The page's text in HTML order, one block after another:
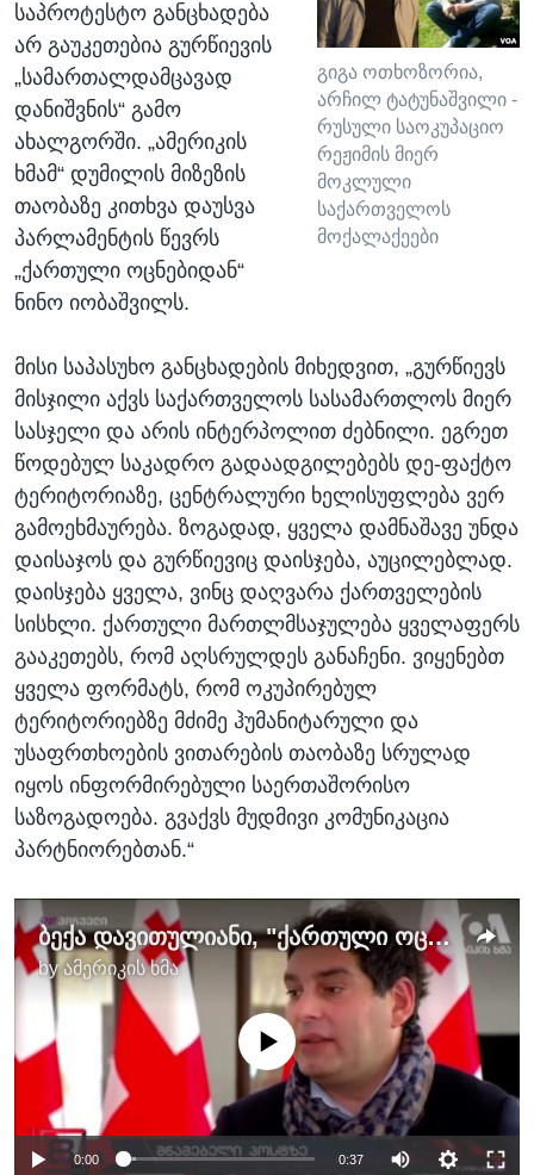
გიგა ოთხოზორია,
არჩილ ტატუნაშვილი -
რუსული საოკუპაციო
რეჟიმის მიერ
მოკლული
საქართველოს
მოქალაქეები
საპროტესტო განცხადება
არ გაუკეთებია გურწიევის
„სამართალდამცავად
დანიშვნის“ გამო
ახალგორში. „ამერიკის
ხმამ“ დუმილის მიზეზის
თაობაზე კითხვა დაუსვა
პარლამენტის წევრს
„ქართული ოცნებიდან“
ნინო იობაშვილს.
მისი საპასუხო განცხადების მიხედვით, „გურწიევს
მისჯილი აქვს საქართველოს სასამართლოს მიერ
სასჯელი და არის ინტერპოლით ძებნილი. ეგრეთ
წოდებულ საკადრო გადაადგილებებს დე-ფაქტო
ტერიტორიაზე, ცენტრალური ხელისუფლება ვერ
გამოეხმაურება. ზოგადად, ყველა დამნაშავე უნდა
დაისაჯოს და გურწიევიც დაისჯება, აუცილებლად.
დაისჯება ყველა, ვინც დაღვარა ქართველების
სისხლი. ქართული მართლმსაჯულება ყველაფერს
გააკეთებს, რომ აღსრულდეს განაჩენი. ვიყენებთ
ყველა ფორმატს, რომ ოკუპირებულ
ტერიტორიებზე მძიმე ჰუმანიტარული და
უსაფრთხოების ვითარების თაობაზე სრულად
იყოს ინფორმირებული საერთაშორისო
საზოგადოება. გვაქვს მუდმივი კომუნიკაცია
პარტნიორებთან.“
ბექა დავითულიანი, "ქართული ოცნება"
byამერიკის ხმა
No media source currently available
0:00 0:37